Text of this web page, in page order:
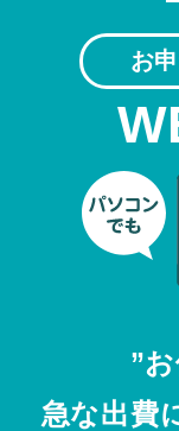
お
”
急な出費